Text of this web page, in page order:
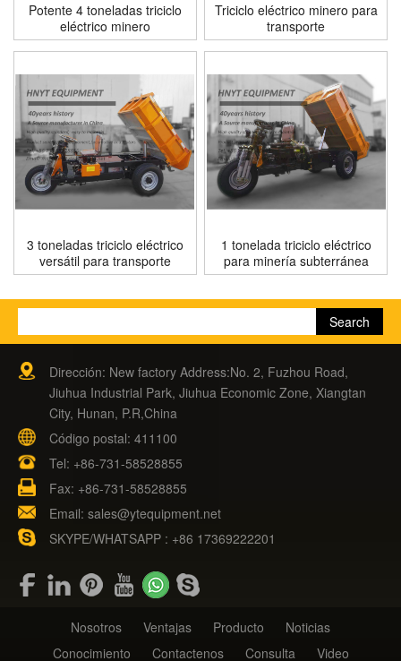
Potente 4 toneladas triciclo
eléctrico minero
Triciclo eléctrico minero para
transporte
3 toneladas triciclo eléctrico
versátil para transporte
1 tonelada triciclo eléctrico
para minería subterránea
Dirección: New factory Address:No. 2, Fuzhou Road,
Jiuhua Industrial Park, Jiuhua Economic Zone, Xiangtan
City, Hunan, P.R,China
Código postal: 411100
Tel: +86-731-58528855
Fax: +86-731-58528855
Email: sales@ytequipment.net
SKYPE/WHATSAPP : +86 17369222201
Nosotros Ventajas Producto
Noticias
Conocimiento
Contactenos Consulta Video